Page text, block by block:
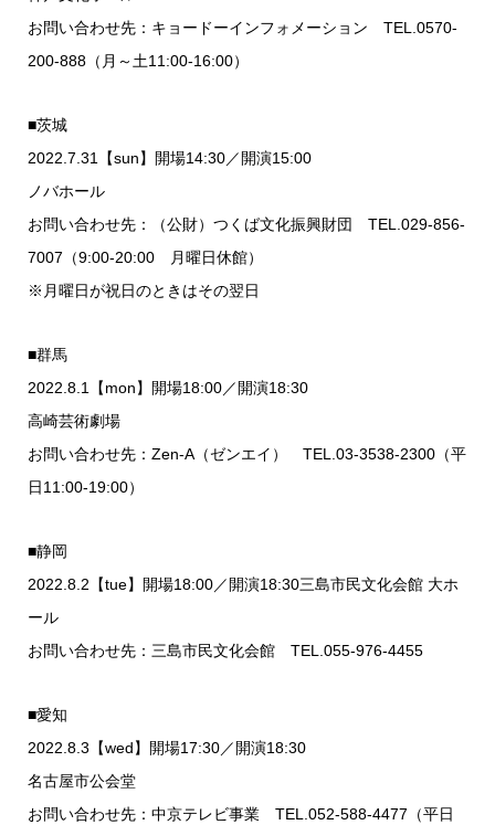
お問い合わせ先：キョードーインフォメーション TEL.0570-
200-888（月～土11:00-16:00）
■茨城
2022.7.31【sun】開場14:30／開演15:00
ノバホール
お問い合わせ先：（公財）つくば文化振興財団 TEL.029-856-
7007（9:00-20:00 月曜日休館）
※月曜日が祝日のときはその翌日
■群馬
2022.8.1【mon】開場18:00／開演18:30
高崎芸術劇場
お問い合わせ先：Zen-A（ゼンエイ） TEL.03-3538-2300（平
日11:00-19:00）
■静岡
2022.8.2【tue】開場18:00／開演18:30三島市民文化会館 大ホ
ール
お問い合わせ先：三島市民文化会館 TEL.055-976-4455
■愛知
2022.8.3【wed】開場17:30／開演18:30
名古屋市公会堂
お問い合わせ先：中京テレビ事業 TEL.052-588-4477（平日